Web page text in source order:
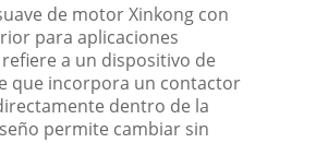
de motor Xinkong con
para aplicaciones
a un dispositivo de
que incorpora un contactor
dentro de la
permite cambiar sin